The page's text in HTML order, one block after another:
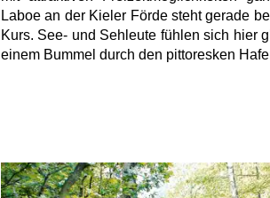
Laboe an der Kieler Förde steht gerade
Kurs. See- und Sehleute fühlen sich hier
einem Bummel durch den pittoresken